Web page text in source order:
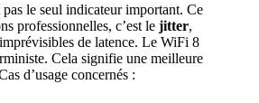
le seul indicateur important. Ce
professionnelles, c’est le jitter,
de latence. Le WiFi 8
Cela signifie une meilleure
d’usage concernés :